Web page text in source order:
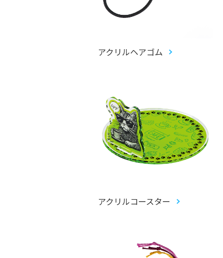
アクリルヘアゴム
アクリルコースター